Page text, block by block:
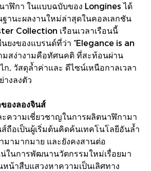
าฬิกา ในแบบฉบับของ Longines ได้
านะผลงานใหม่ล่าสุดในคอลเลกชัน
Collection เรือนเวลาเรือนนี้
ยงของแบรนด์ที่ว่า “Elegance is an
สง่างามคือทัศนคติ ที่สะท้อนผ่าน
ก, วัสดุล้ำค่าและ ดีไซน์เหนือกาลเวลา
งลงตัว
องลองจินส์
ความเชี่ยวชาญในการผลิตนาฬิกามา
ถือเป็นผู้เริ่มต้นคิดค้นเทคโนโลยีอันล้ำ
มามากมาย และยังคงสานต่อ
ในการพัฒนานวัตกรรมใหม่เรื่อยมา
หน้าสืบแสวงหาความเป็นเลิศทาง